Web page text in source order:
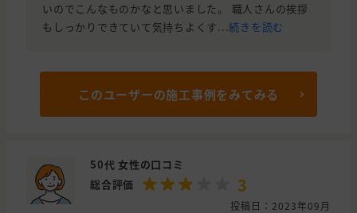
いのでこんなものかなと思いました。 職人さんの挨拶
もしっかりできていて気持ちよくす...続きを読む
このユーザーの施工事例をみてみる
50代 女性の口コミ
総合評価
3
投稿日：2023年09月